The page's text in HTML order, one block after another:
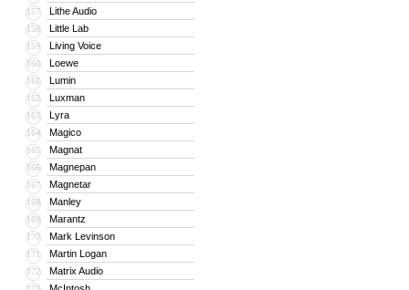
157 Lithe Audio
158 Little Lab
159 Living Voice
160 Loewe
161 Lumin
162 Luxman
163 Lyra
164 Magico
165 Magnat
166 Magnepan
167 Magnetar
168 Manley
169 Marantz
170 Mark Levinson
171 Martin Logan
172 Matrix Audio